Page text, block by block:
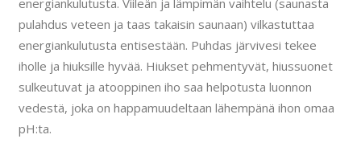
pulahdus veteen ja taas takaisin saunaan) vilkastuttaa
energiankulutusta entisestään. Puhdas järvivesi tekee
iholle ja hiuksille hyvää. Hiukset pehmentyvät, hiussuonet
sulkeutuvat ja atooppinen iho saa helpotusta luonnon
vedestä, joka on happamuudeltaan lähempänä ihon omaa
pH:ta.